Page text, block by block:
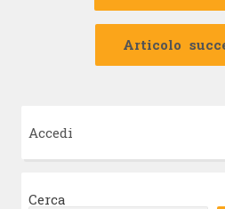
Articolo
Accedi
Cerca